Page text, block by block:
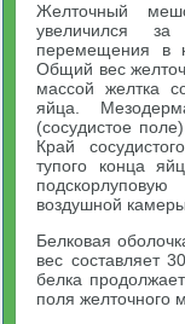
Желточный
увеличился
перемещения в
Общий вес
массой желтка
яйца.
(сосудистое
Край
тупого конца
воздушной камеры.
Белковая
вес составляет
белка
поля желточного